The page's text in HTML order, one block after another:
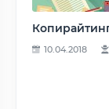
10.04.2018